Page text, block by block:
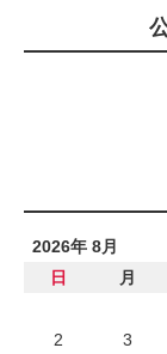
2026年 8月
日
月
2
3